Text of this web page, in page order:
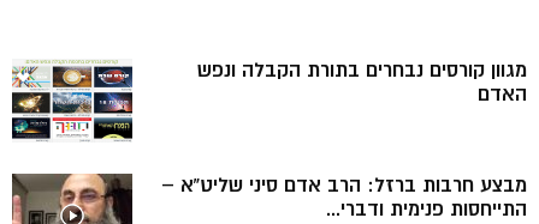
מגוון קורסים נבחרים בתורת הקבלה ונפש
האדם
מבצע חרבות ברזל: הרב אדם סיני שליט”א –
התייחסות פנימית ודברי...